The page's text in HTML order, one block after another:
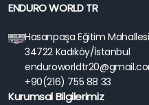
ENDURO WORLD TR
Hasanpaşa Eğitim
34722 Kadıköy/İstanbul
+90(216) 755 88 33
Kurumsal Bilgilerimiz